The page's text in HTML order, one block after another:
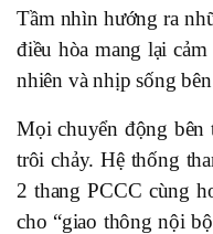
Tầm nhìn hướng ra
điều hòa mang lại
nhiên và nhịp sống
Mọi chuyển động bên
trôi chảy. Hệ thống
2 thang PCCC cùng
cho “giao thông nội